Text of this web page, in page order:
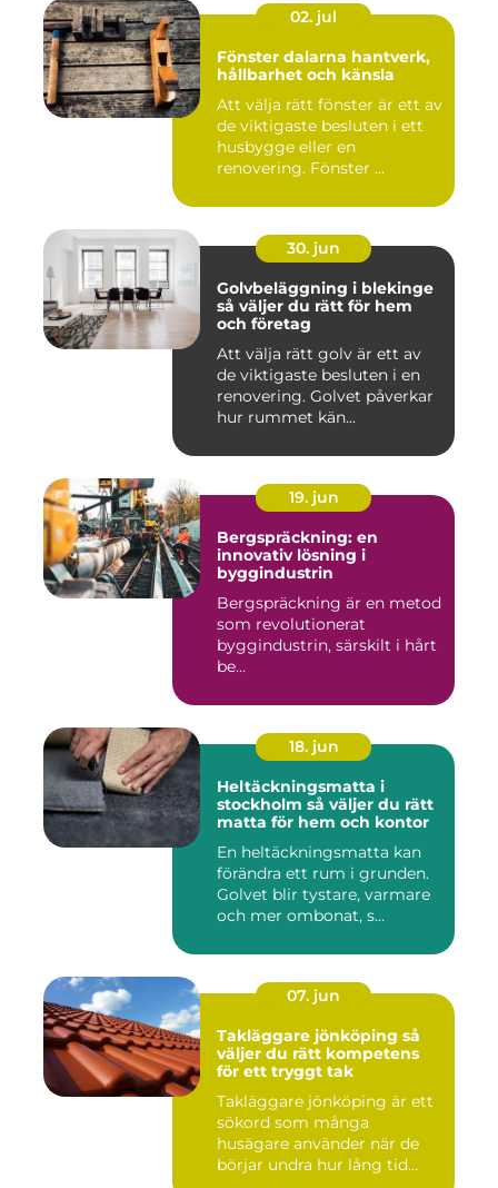
02. jul
Fönster dalarna hantverk,
hållbarhet och känsla
Att välja rätt fönster är ett av
de viktigaste besluten i ett
husbygge eller en
renovering. Fönster ...
30. jun
Golvbeläggning i blekinge
så väljer du rätt för hem
och företag
Att välja rätt golv är ett av
de viktigaste besluten i en
renovering. Golvet påverkar
hur rummet kän...
19. jun
Bergspräckning: en
innovativ lösning i
byggindustrin
Bergspräckning är en metod
som revolutionerat
byggindustrin, särskilt i hårt
be...
18. jun
Heltäckningsmatta i
stockholm så väljer du rätt
matta för hem och kontor
En heltäckningsmatta kan
förändra ett rum i grunden.
Golvet blir tystare, varmare
och mer ombonat, s...
07. jun
Takläggare jönköping så
väljer du rätt kompetens
för ett tryggt tak
Takläggare jönköping är ett
sökord som många
husägare använder när de
börjar undra hur lång tid